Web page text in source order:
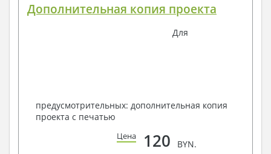
Дополнительная копия проекта
Для
предусмотрительных: дополнительная копия
проекта с печатью
Цена 120 BYN.